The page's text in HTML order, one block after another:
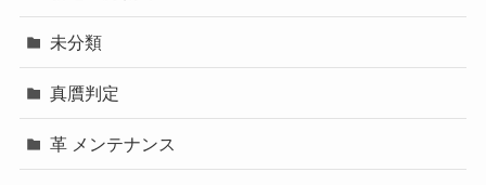
未分類
真贋判定
革 メンテナンス